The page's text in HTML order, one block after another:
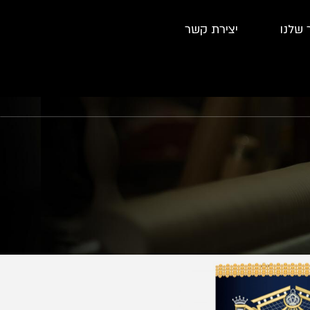
שלנו יצירת קשר